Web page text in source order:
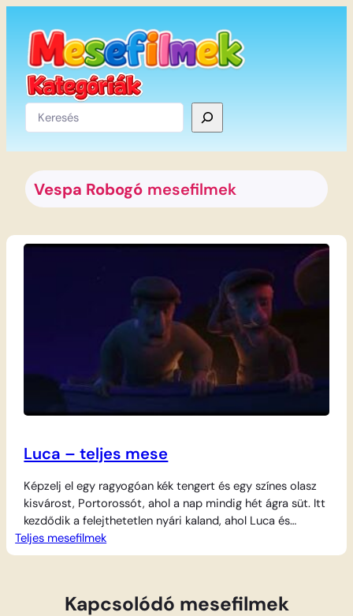
tartalomhoz
Keresés
Vespa Robogó mesefilmek
Luca – teljes mese
Képzelj el egy ragyogóan kék tengert és egy színes olasz
kisvárost, Portorossót, ahol a nap mindig hét ágra süt. Itt
kezdődik a felejthetetlen nyári kaland, ahol Luca és
újdonsült barátja, Alberto fejest ugranak az emberi világ
izgalmaiba. A két fiú látszólag teljesen átlagos gyerek, akik
Teljes mesefilmek
Kapcsolódó mesefilmek